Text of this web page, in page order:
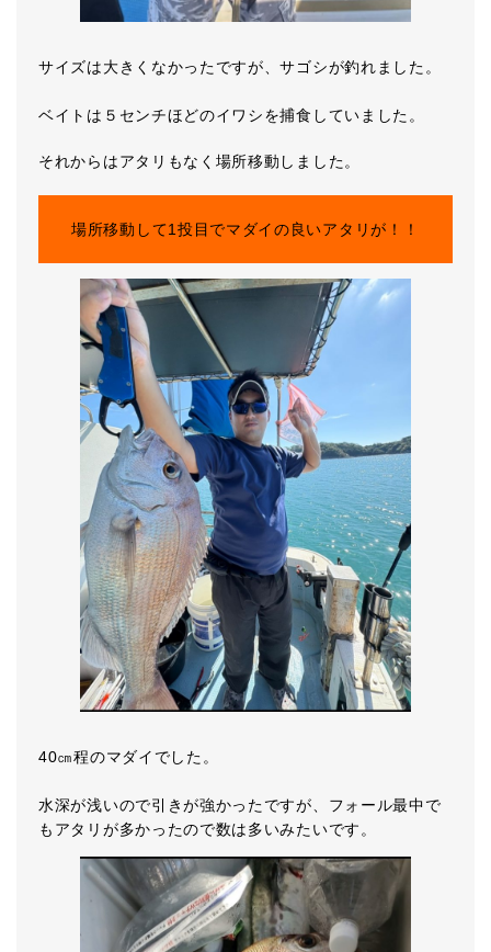
サイズは大きくなかったですが、サゴシが釣れました。
ベイトは５センチほどのイワシを捕食していました。
それからはアタリもなく場所移動しました。
場所移動して1投目でマダイの良いアタリが！！
40㎝程のマダイでした。
水深が浅いので引きが強かったですが、フォール最中で
もアタリが多かったので数は多いみたいです。